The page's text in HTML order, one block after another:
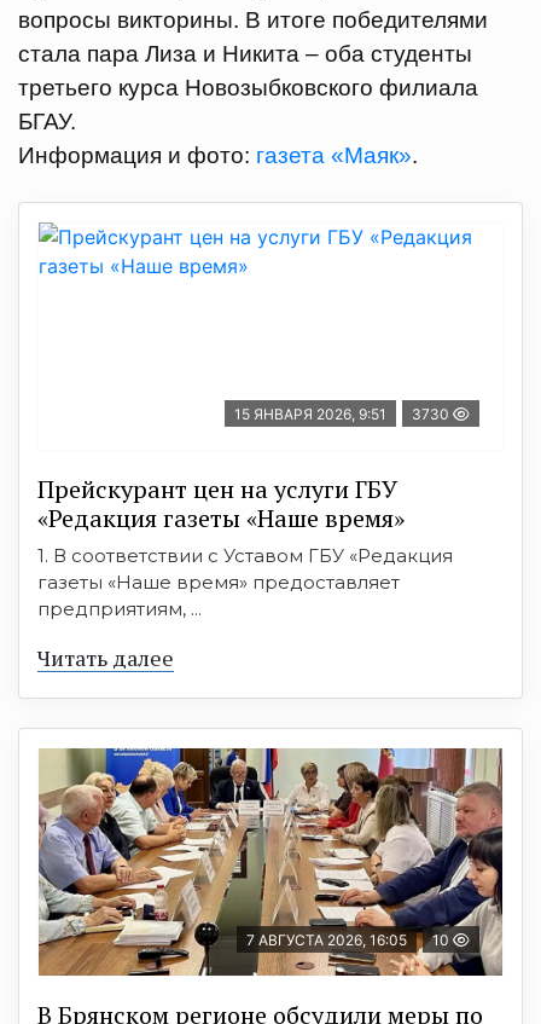
вопросы викторины. В итоге победителями
стала пара Лиза и Никита – оба студенты
третьего курса Новозыбковского филиала
БГАУ.
Информация и фото: газета «Маяк».
15 ЯНВАРЯ 2026, 9:51 3730
Прейскурант цен на услуги ГБУ
«Редакция газеты «Наше время»
1. В соответствии с Уставом ГБУ «Редакция
газеты «Наше время» предоставляет
предприятиям, ...
Читать далее
7 АВГУСТА 2026, 16:05 10
В Брянском регионе обсудили меры по